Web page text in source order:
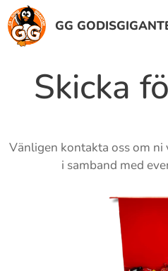
GG
Skicka
Vänligen kontakta oss om
i samband med